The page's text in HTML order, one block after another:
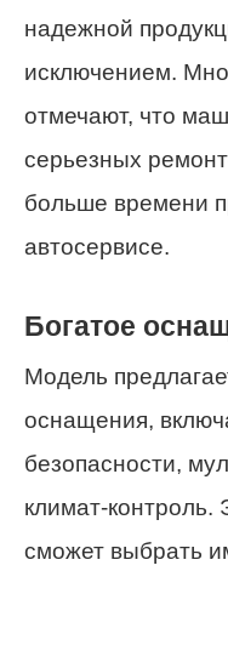
надежной
исключением.
отмечают, что
серьезных
больше времени
автосервисе.
Богатое
Модель
оснащения,
безопасности,
климат-контроль.
сможет выбрать